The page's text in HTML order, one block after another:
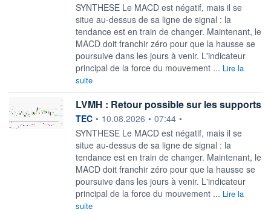
SYNTHESE Le MACD est négatif, mais il se
situe au-dessus de sa ligne de signal : la
tendance est en train de changer. Maintenant, le
MACD doit franchir zéro pour que la hausse se
poursuive dans les jours à venir. L'indicateur
principal de la force du mouvement ... Lire la
suite
LVMH : Retour possible sur les supports
information fournie par
TEC • 10.08.2026 • 07:44 •
SYNTHESE Le MACD est négatif, mais il se
situe au-dessus de sa ligne de signal : la
tendance est en train de changer. Maintenant, le
MACD doit franchir zéro pour que la hausse se
poursuive dans les jours à venir. L'indicateur
principal de la force du mouvement ... Lire la
suite